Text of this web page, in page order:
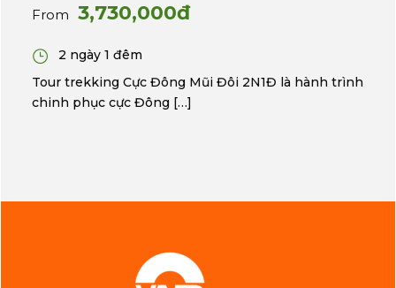
From 3,730,000đ
2 ngày 1 đêm
Tour trekking Cực Đông Mũi Đôi 2N1Đ là hành trình
chinh phục cực Đông […]